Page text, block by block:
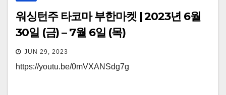
워싱턴주 타코마 부한마켓 | 2023년 6월
30일 (금) – 7월 6일 (목)
JUN 29, 2023
https://youtu.be/0mVXANSdg7g